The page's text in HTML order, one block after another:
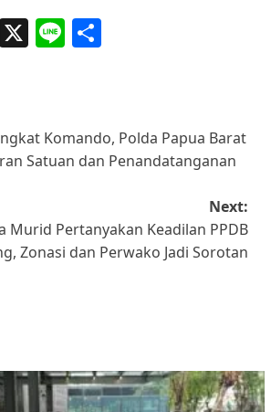
Pinterest
X Line
Komando, Polda Papua Barat
Satuan dan Penandatanganan
Next:
Murid Pertanyakan Keadilan PPDB
Zonasi dan Perwako Jadi Sorotan